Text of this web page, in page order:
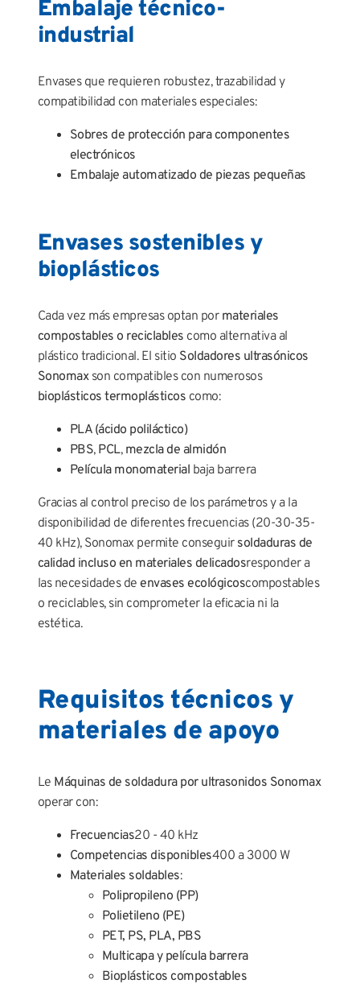
Embalaje técnico-
industrial
Envases que requieren robustez, trazabilidad y
compatibilidad con materiales especiales:
Sobres de protección para componentes
electrónicos
Embalaje automatizado de piezas pequeñas
Envases sostenibles y
bioplásticos
Cada vez más empresas optan por materiales
compostables o reciclables como alternativa al
plástico tradicional. El sitio Soldadores ultrasónicos
Sonomaxson compatibles con numerosos
bioplásticos termoplásticos como:
PLA (ácido poliláctico)
PBS, PCL, mezcla de almidón
Película monomaterial baja barrera
Gracias al control preciso de los parámetros y a la
disponibilidad de diferentes frecuencias (20-30-35-
40 kHz), Sonomax permite conseguir soldaduras de
calidad incluso en materiales delicadosresponder a
las necesidades deenvases ecológicoscompostables
o reciclables, sin comprometer la eficacia ni la
estética.
Requisitos técnicos y
materiales de apoyo
Le Máquinas de soldadura por ultrasonidos Sonomax
operar con:
Frecuencias20 - 40 kHz
Competencias disponibles400 a 3000 W
Materiales soldables:
Polipropileno (PP)
Polietileno (PE)
PET, PS, PLA, PBS
Multicapa y película barrera
Bioplásticos compostables